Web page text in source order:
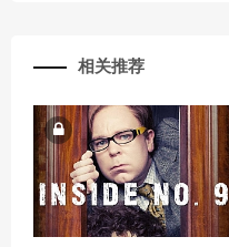
相关推荐